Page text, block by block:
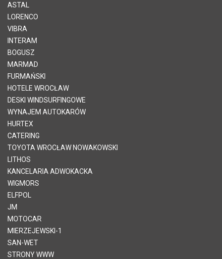
ASTAL
LORENCO
VIBRA
INTERAM
BOGUSZ
MARMAD
FURMAŃSKI
HOTELE WROCŁAW
DESKI WINDSURFINGOWE
WYNAJEM AUTOKARÓW
HURTEX
CATERING
TOYOTA WROCŁAW NOWAKOWSKI
LITHOS
KANCELARIA ADWOKACKA
WIGMORS
ELFPOL
JM
MOTOCAR
MIERZEJEWSKI-1
SAN-WET
STRONY WWW